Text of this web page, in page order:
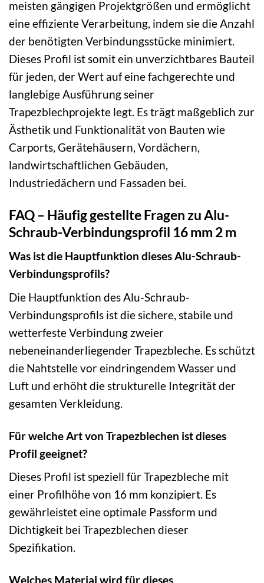
meisten gängigen Projektgrößen und ermöglicht
eine effiziente Verarbeitung, indem sie die Anzahl
der benötigten Verbindungsstücke minimiert.
Dieses Profil ist somit ein unverzichtbares Bauteil
für jeden, der Wert auf eine fachgerechte und
langlebige Ausführung seiner
Trapezblechprojekte legt. Es trägt maßgeblich zur
Ästhetik und Funktionalität von Bauten wie
Carports, Gerätehäusern, Vordächern,
landwirtschaftlichen Gebäuden,
Industriedächern und Fassaden bei.
FAQ – Häufig gestellte Fragen zu Alu-
Schraub-Verbindungsprofil 16 mm 2 m
Was ist die Hauptfunktion dieses Alu-Schraub-
Verbindungsprofils?
Die Hauptfunktion des Alu-Schraub-
Verbindungsprofils ist die sichere, stabile und
wetterfeste Verbindung zweier
nebeneinanderliegender Trapezbleche. Es schützt
die Nahtstelle vor eindringendem Wasser und
Luft und erhöht die strukturelle Integrität der
gesamten Verkleidung.
Für welche Art von Trapezblechen ist dieses
Profil geeignet?
Dieses Profil ist speziell für Trapezbleche mit
einer Profilhöhe von 16 mm konzipiert. Es
gewährleistet eine optimale Passform und
Dichtigkeit bei Trapezblechen dieser
Spezifikation.
Welches Material wird für dieses